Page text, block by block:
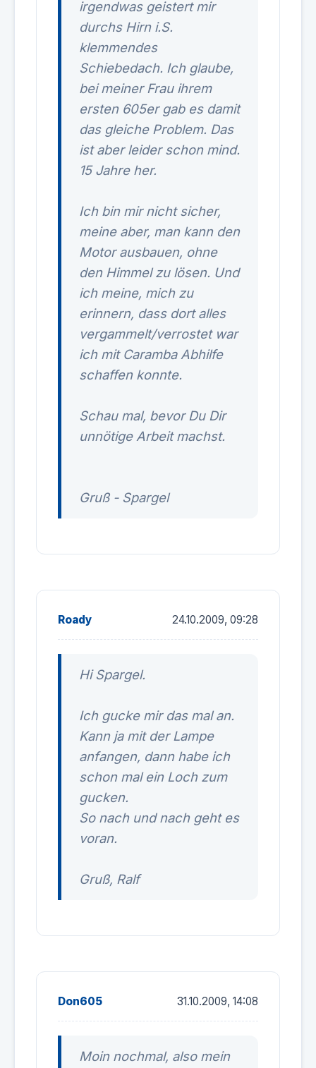
irgendwas geistert mir
durchs Hirn i.S.
klemmendes
Schiebedach. Ich glaube,
bei meiner Frau ihrem
ersten 605er gab es damit
das gleiche Problem. Das
ist aber leider schon mind.
15 Jahre her.
Ich bin mir nicht sicher,
meine aber, man kann den
Motor ausbauen, ohne
den Himmel zu lösen. Und
ich meine, mich zu
erinnern, dass dort alles
vergammelt/verrostet war
ich mit Caramba Abhilfe
schaffen konnte.
Schau mal, bevor Du Dir
unnötige Arbeit machst.
Gruß - Spargel
Roady 24.10.2009, 09:28
Hi Spargel.
Ich gucke mir das mal an.
Kann ja mit der Lampe
anfangen, dann habe ich
schon mal ein Loch zum
gucken.
So nach und nach geht es
voran.
Gruß, Ralf
Don605 31.10.2009, 14:08
Moin nochmal, also mein